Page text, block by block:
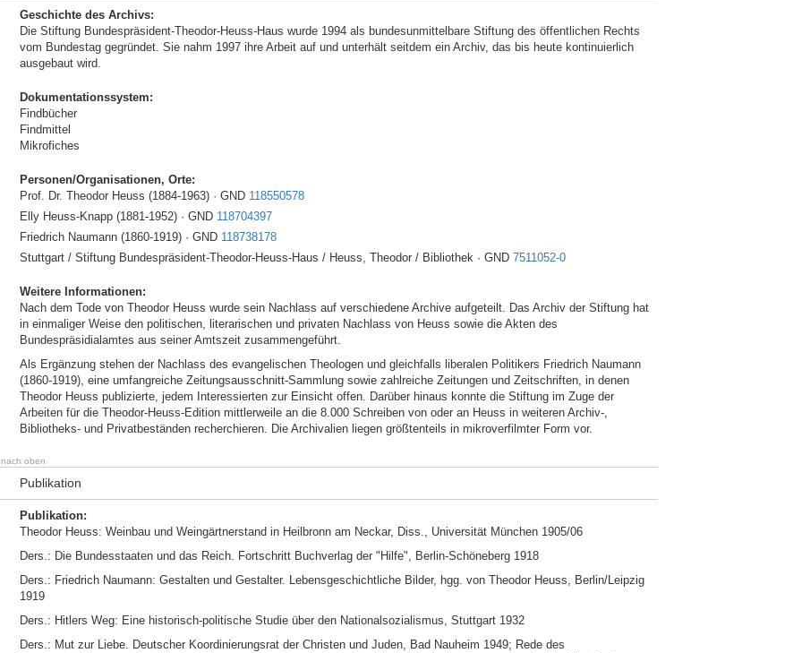
Geschichte des Archivs:
Die Stiftung Bundespräsident-Theodor-Heuss-Haus wurde 1994 als bundesunmittelbare Stiftung des öffentlichen Rechts
vom Bundestag gegründet. Sie nahm 1997 ihre Arbeit auf und unterhält seitdem ein Archiv, das bis heute kontinuierlich
ausgebaut wird.
Dokumentationssystem:
Findbücher
Findmittel
Mikrofiches
Personen/Organisationen, Orte:
Prof. Dr. Theodor Heuss (1884-1963) · GND 118550578
Elly Heuss-Knapp (1881-1952) · GND 118704397
Friedrich Naumann (1860-1919) · GND 118738178
Stuttgart / Stiftung Bundespräsident-Theodor-Heuss-Haus / Heuss, Theodor / Bibliothek · GND 7511052-0
Weitere Informationen:
Nach dem Tode von Theodor Heuss wurde sein Nachlass auf verschiedene Archive aufgeteilt. Das Archiv der Stiftung hat
in einmaliger Weise den politischen, literarischen und privaten Nachlass von Heuss sowie die Akten des
Bundespräsidialamtes aus seiner Amtszeit zusammengeführt.
Als Ergänzung stehen der Nachlass des evangelischen Theologen und gleichfalls liberalen Politikers Friedrich Naumann
(1860-1919), eine umfangreiche Zeitungsausschnitt-Sammlung sowie zahlreiche Zeitungen und Zeitschriften, in denen
Theodor Heuss publizierte, jedem Interessierten zur Einsicht offen. Darüber hinaus konnte die Stiftung im Zuge der
Arbeiten für die Theodor-Heuss-Edition mittlerweile an die 8.000 Schreiben von oder an Heuss in weiteren Archiv-,
Bibliotheks- und Privatbeständen recherchieren. Die Archivalien liegen größtenteils in mikroverfilmter Form vor.
nach oben
Publikation
Publikation:
Theodor Heuss: Weinbau und Weingärtnerstand in Heilbronn am Neckar, Diss., Universität München 1905/06
Ders.: Die Bundesstaaten und das Reich. Fortschritt Buchverlag der "Hilfe", Berlin-Schöneberg 1918
Ders.: Friedrich Naumann: Gestalten und Gestalter. Lebensgeschichtliche Bilder, hgg. von Theodor Heuss, Berlin/Leipzig
1919
Ders.: Hitlers Weg: Eine historisch-politische Studie über den Nationalsozialismus, Stuttgart 1932
Ders.: Mut zur Liebe. Deutscher Koordinierungsrat der Christen und Juden, Bad Nauheim 1949; Rede des